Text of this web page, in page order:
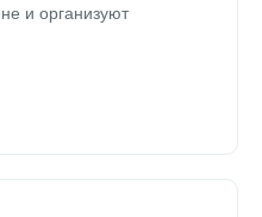
и организуют